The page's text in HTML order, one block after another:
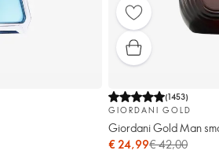
(1453)
GIORDANI GOLD
Giordani Gold Man
€ 24,99€ 42,00